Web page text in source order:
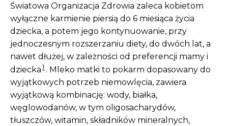
Światowa Organizacja Zdrowia zaleca kobietom
wyłączne karmienie piersią do 6 miesiąca życia
dziecka, a potem jego kontynuowanie, przy
jednoczesnym rozszerzaniu diety, do dwóch lat, a
nawet dłużej, w zależności od preferencji mamy i
dziecka1 . Mleko matki to pokarm dopasowany do
wyjątkowych potrzeb niemowlęcia, zawiera
wyjątkową kombinację: wody, białka,
węglowodanów, w tym oligosacharydów,
tłuszczów, witamin, składników mineralnych,